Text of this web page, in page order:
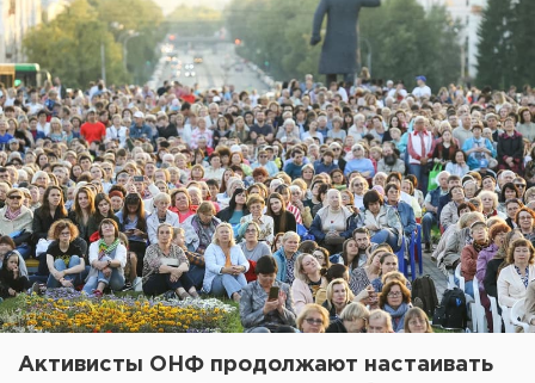
Активисты ОНФ продолжают настаивать